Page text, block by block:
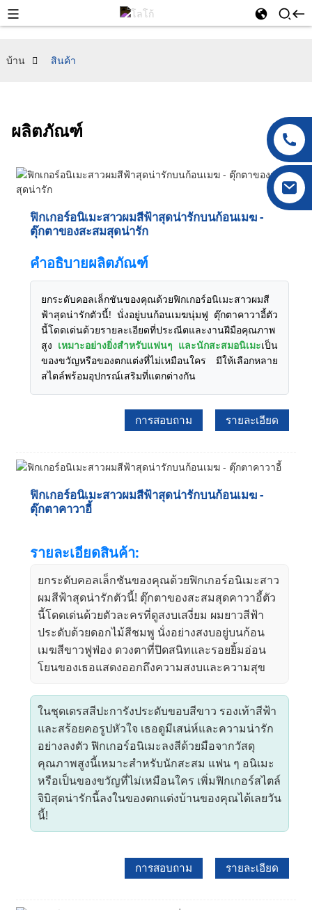
บ้าน สินค้า
ผลิตภัณฑ์
ฟิกเกอร์อนิเมะสาวผมสีฟ้าสุดน่ารักบนก้อนเมฆ -
ตุ๊กตาของสะสมสุดน่ารัก
คำอธิบายผลิตภัณฑ์
ยกระดับคอลเล็กชันของคุณด้วยฟิกเกอร์อนิเมะสาวผมสี
ฟ้าสุดน่ารักตัวนี้! นั่งอยู่บนก้อนเมฆนุ่มฟู ตุ๊กตาคาวาอี้ตัว
นี้โดดเด่นด้วยรายละเอียดที่ประณีตและงานฝีมือคุณภาพ
สูง เหมาะอย่างยิ่งสำหรับแฟนๆ และนักสะสมอนิเมะเป็น
ของขวัญหรือของตกแต่งที่ไม่เหมือนใคร มีให้เลือกหลาย
สไตล์พร้อมอุปกรณ์เสริมที่แตกต่างกัน
การสอบถาม รายละเอียด
ฟิกเกอร์อนิเมะสาวผมสีฟ้าสุดน่ารักบนก้อนเมฆ -
ตุ๊กตาคาวาอี้
รายละเอียดสินค้า:
ยกระดับคอลเล็กชันของคุณด้วยฟิกเกอร์อนิเมะสาว
ผมสีฟ้าสุดน่ารักตัวนี้! ตุ๊กตาของสะสมสุดคาวาอี้ตัว
นี้โดดเด่นด้วยตัวละครที่ดูสงบเสงี่ยม ผมยาวสีฟ้า
ประดับด้วยดอกไม้สีชมพู นั่งอย่างสงบอยู่บนก้อน
เมฆสีขาวฟูฟ่อง ดวงตาที่ปิดสนิทและรอยยิ้มอ่อน
โยนของเธอแสดงออกถึงความสงบและความสุข
ในชุดเดรสสีปะการังประดับขอบสีขาว รองเท้าสีฟ้า
และสร้อยคอรูปหัวใจ เธอดูมีเสน่ห์และความน่ารัก
อย่างลงตัว ฟิกเกอร์อนิเมะลงสีด้วยมือจากวัสดุ
คุณภาพสูงนี้เหมาะสำหรับนักสะสม แฟน ๆ อนิเมะ
หรือเป็นของขวัญที่ไม่เหมือนใคร เพิ่มฟิกเกอร์สไตล์
จิบิสุดน่ารักนี้ลงในของตกแต่งบ้านของคุณได้เลยวัน
นี้!
การสอบถาม รายละเอียด